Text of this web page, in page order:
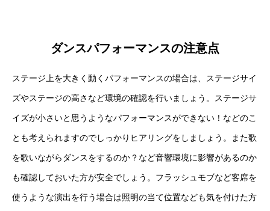
ダンスパフォーマンスの注意点
ステージ上を大きく動くパフォーマンスの場合は、ステージサイ
ズやステージの高さなど環境の確認を行いましょう。ステージサ
イズが小さいと思うようなパフォーマンスができない！などのこ
とも考えられますのでしっかりヒアリングをしましょう。また歌
を歌いながらダンスをするのか？など音響環境に影響があるのか
も確認しておいた方が安全でしょう。フラッシュモブなど客席を
使うような演出を行う場合は照明の当て位置なども気を付けた方